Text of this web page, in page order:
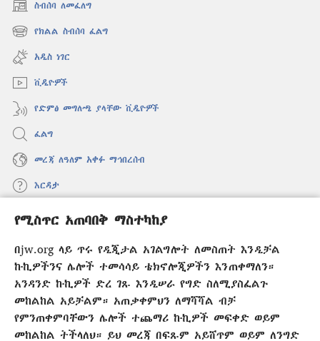
የሚስጥር አጠባበቅ ማስተካከያ
በjw.org ላይ ጥሩ የዲጂታል አገልግሎት ለመስጠት እንዲቻል
ኩኪዎችንና ሌሎች ተመሳሳይ ቴክኖሎጂዎችን እንጠቀማለን።
አንዳንድ ኩኪዎች ድረ ገጹ እንዲሠራ የግድ ስለሚያስፈልጉ
መከልከል አይቻልም። አጠቃቀምህን ለማሻሻል ብቻ
የምንጠቀምባቸውን ሌሎች ተጨማሪ ኩኪዎች መፍቀድ ወይም
መከልከል ትችላለህ። ይህ መረጃ በፍጹም አይሸጥም ወይም ለንግድ
ስብሰባ ለመፈለግ
(አዲስ
ዊንዶው
ክፈት)
የክልል ስብሰባ ፈልግ
(አዲስ
ዊንዶው
ክፈት)
አዲስ ነገር
ቪዲዮዎች
የድምፅ መግለጫ ያላቸው ቪዲዮዎች
ፈልግ
መረጃ ለዓለም አቀፉ ማኅበረሰብ
እርዳታ
መዋጮዎች
(አዲስ
ክፈት)
የመጠበቂያ ግንብ የኢንተርኔት ቤተ መጻሕፍት
(አዲስ
ዊንዶው
®
(አዲስ
ዊንዶው
®